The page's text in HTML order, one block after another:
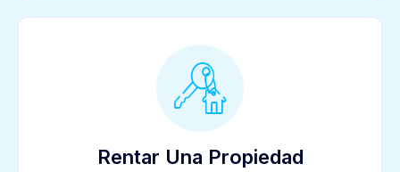
Rentar Una Propiedad